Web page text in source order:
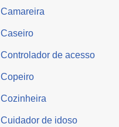
Camareira
Caseiro
Controlador de acesso
Copeiro
Cozinheira
Cuidador de idoso